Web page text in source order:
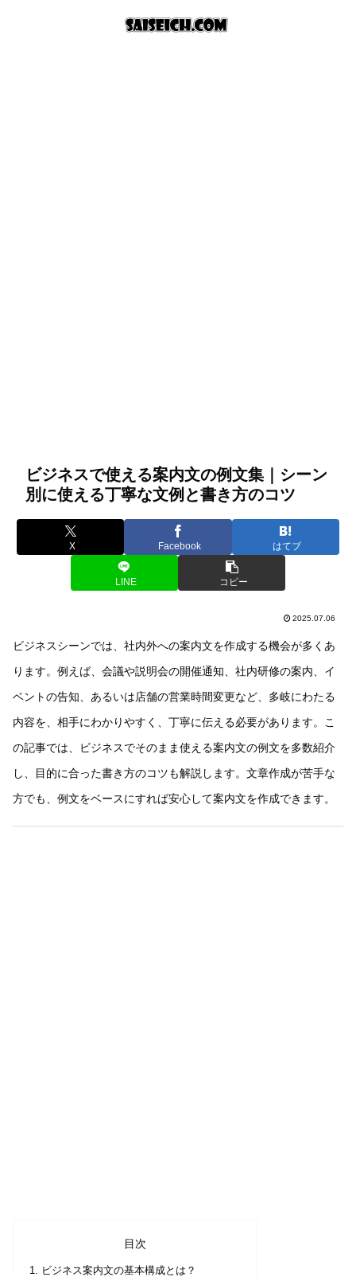
ビジネスで使える案内文の例文集｜シーン
別に使える丁寧な文例と書き方のコツ
X Facebook はてブ
LINE コピー
2025.07.06
ビジネスシーンでは、社内外への案内文を作成する機会が多くあ
ります。例えば、会議や説明会の開催通知、社内研修の案内、イ
ベントの告知、あるいは店舗の営業時間変更など、多岐にわたる
内容を、相手にわかりやすく、丁寧に伝える必要があります。こ
の記事では、ビジネスでそのまま使える案内文の例文を多数紹介
し、目的に合った書き方のコツも解説します。文章作成が苦手な
方でも、例文をベースにすれば安心して案内文を作成できます。
目次
ビジネス案内文の基本構成とは？